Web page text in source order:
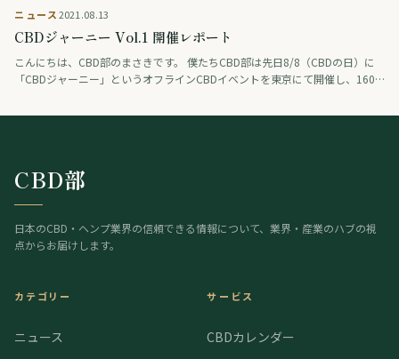
ニュース2021.08.13
CBDジャーニー Vol.1 開催レポート
こんにちは、CBD部のまさきです。 僕たちCBD部は先日8/8（CBDの日）に
「CBDジャーニー」というオフラインCBDイベントを東京にて開催し、160
CBD部
日本のCBD・ヘンプ業界の信頼できる情報について、業界・産業のハブの視
点からお届けします。
カテゴリー
ニュース
サービス
CBDカレンダー